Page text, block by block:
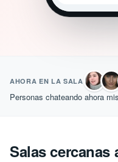
AHORA EN LA SALA
Personas chateando ahora
Salas cercanas